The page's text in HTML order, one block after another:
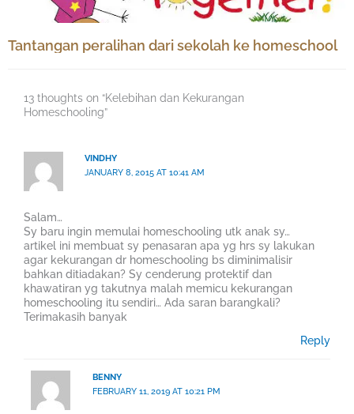
Tantangan peralihan dari sekolah ke homeschool
13 thoughts on “Kelebihan dan Kekurangan
Homeschooling”
VINDHY
JANUARY 8, 2015 AT 10:41 AM
Salam…
Sy baru ingin memulai homeschooling utk anak sy…
artikel ini membuat sy penasaran apa yg hrs sy lakukan
agar kekurangan dr homeschooling bs diminimalisir
bahkan ditiadakan? Sy cenderung protektif dan
khawatiran yg takutnya malah memicu kekurangan
homeschooling itu sendiri… Ada saran barangkali?
Terimakasih banyak
Reply
BENNY
FEBRUARY 11, 2019 AT 10:21 PM